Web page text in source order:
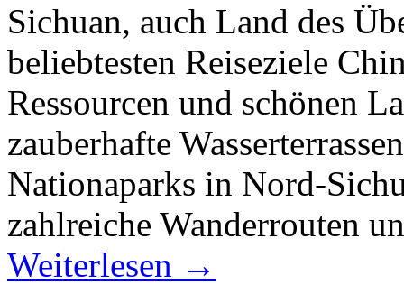
Sichuan, auch Land des
beliebtesten Reiseziele
Ressourcen und schönen
zauberhafte
Nationaparks in Nord-
zahlreiche Wanderrouten
Weiterlesen →